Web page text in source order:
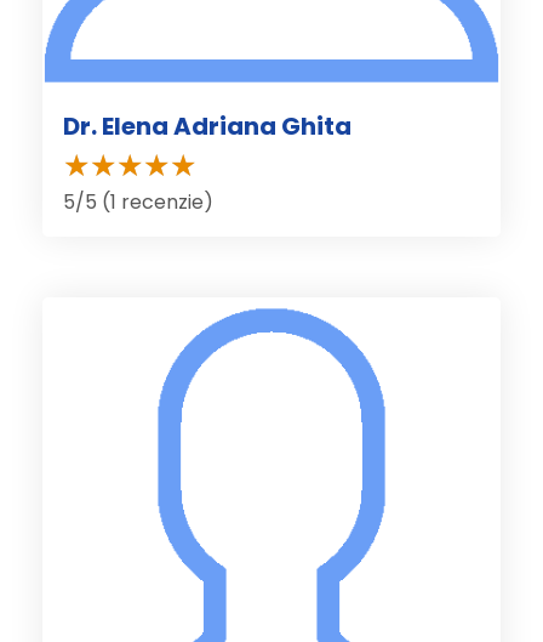
Dr. Elena Adriana Ghita
5/5 (1 recenzie)